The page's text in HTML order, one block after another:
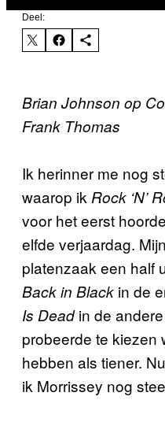
Deel:
Brian Johnson op
Frank Thomas
Ik herinner me nog
waarop ik Rock ‘N’
voor het eerst
elfde verjaardag.
platenzaak een half
Back in Black in de
Is Deadin de
probeerde te kiezen
hebben als tiener.
ik Morrissey nog